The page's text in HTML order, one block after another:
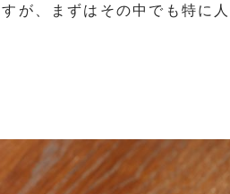
が、まずはその中でも特に